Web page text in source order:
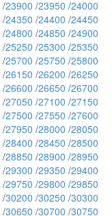
/23900 /23950 /24000
/24350 /24400 /24450
/24800 /24850 /24900
/25250 /25300 /25350
/25700 /25750 /25800
/26150 /26200 /26250
/26600 /26650 /26700
/27050 /27100 /27150
/27500 /27550 /27600
/27950 /28000 /28050
/28400 /28450 /28500
/28850 /28900 /28950
/29300 /29350 /29400
/29750 /29800 /29850
/30200 /30250 /30300
/30650 /30700 /30750